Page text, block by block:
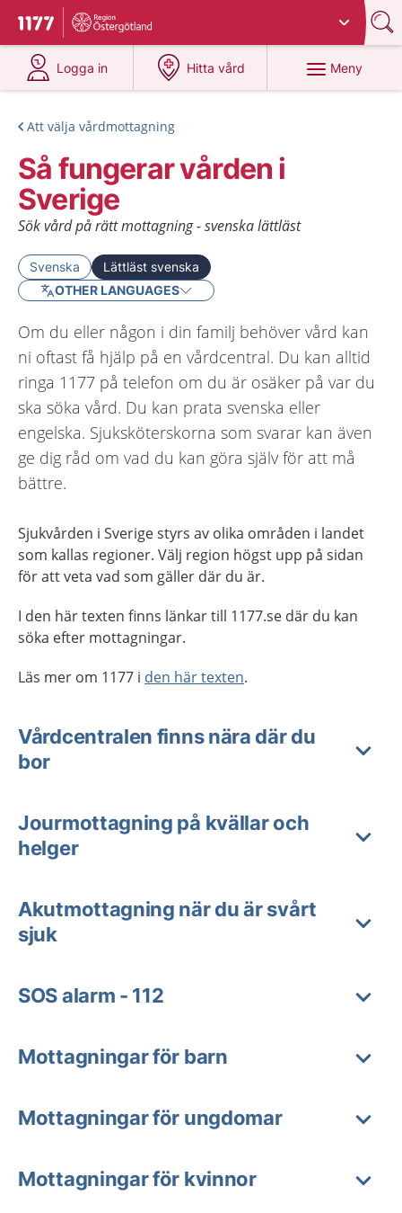
Till startsidan för 1177
Du har valt region
Logga in
på 1177.se
Hitta vård
på 1177.se
Meny
Att välja vårdmottagning
Så fungerar vården i
Sverige
Sök vård på rätt mottagning - svenska lättläst
Svenska
Lättläst svenska
OTHER LANGUAGES
Om du eller någon i din familj behöver vård kan
ni oftast få hjälp på en vårdcentral. Du kan alltid
ringa 1177 på telefon om du är osäker på var du
ska söka vård. Du kan prata svenska eller
engelska. Sjuksköterskorna som svarar kan även
ge dig råd om vad du kan göra själv för att må
bättre.
Sjukvården i Sverige styrs av olika områden i landet
som kallas regioner. Välj region högst upp på sidan
för att veta vad som gäller där du är.
I den här texten finns länkar till 1177.se där du kan
söka efter mottagningar.
Läs mer om 1177 i den här texten.
Vårdcentralen finns nära där du
bor
Jourmottagning på kvällar och
helger
Akutmottagning när du är svårt
sjuk
SOS alarm - 112
Mottagningar för barn
Mottagningar för ungdomar
Mottagningar för kvinnor